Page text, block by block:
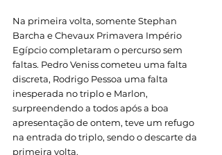
Na primeira volta, somente Stephan
Barcha e Chevaux Primavera Império
Egípcio completaram o percurso sem
faltas. Pedro Veniss cometeu uma falta
discreta, Rodrigo Pessoa uma falta
inesperada no triplo e Marlon,
surpreendendo a todos após a boa
apresentação de ontem, teve um refugo
na entrada do triplo, sendo o descarte da
primeira volta.